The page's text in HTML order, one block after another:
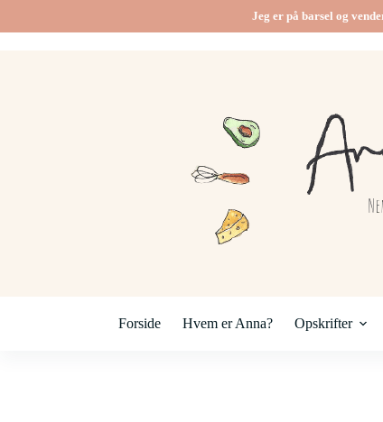
Jeg er på barsel og
Forside Hvem er Anna? Opskrifter